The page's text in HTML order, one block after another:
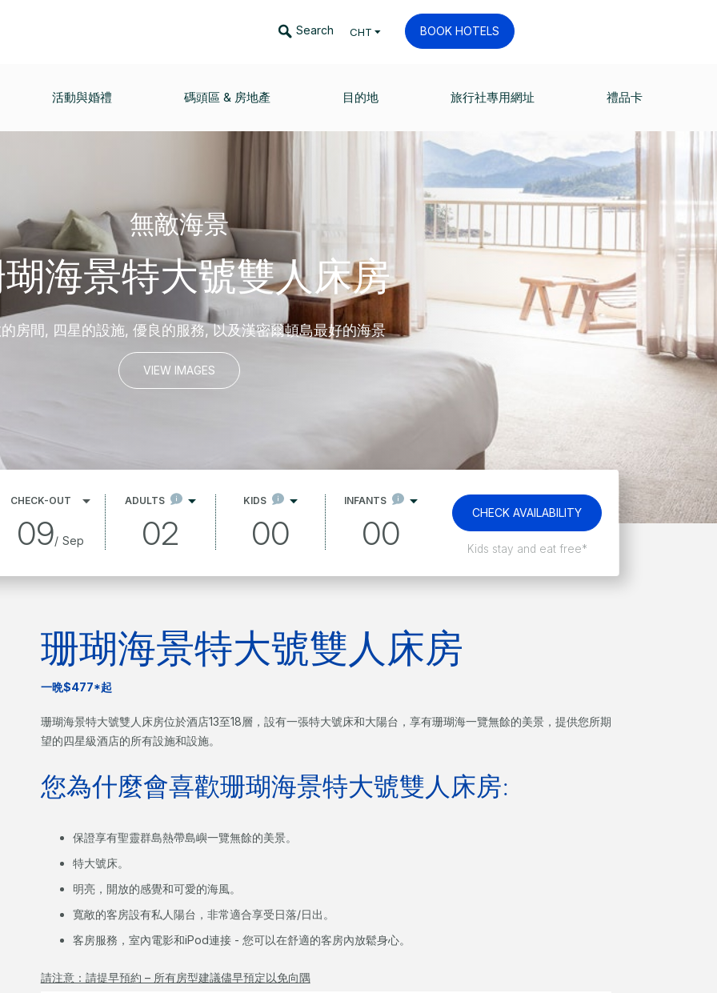
Search CHT BOOK HOTELS
活動與婚禮 碼頭區 & 房地產 目的地 旅行社專用網址 禮品卡
無敵海景
海景特大號雙人床房
房間, 四星的設施, 優良的服務, 以及漢密爾頓島最好的海景
VIEW IMAGES
CHECK-OUT
09/ Sep
ADULTS
02
KIDS
00
INFANTS
00
CHECK AVAILABILITY
Best Price Guarantee!
珊瑚海景特大號雙人床房
一晩$477*起
珊瑚海景特大號雙人床房位於酒店13至18層，設有一張特大號床和大陽台，享有珊瑚海一覽無餘的美景，提供您所期
望的四星級酒店的所有設施和設施。
您為什麼會喜歡珊瑚海景特大號雙人床房:
保證享有聖靈群島熱帶島嶼一覽無餘的美景。
特大號床。
明亮，開放的感覺和可愛的海風。
寬敞的客房設有私人陽台，非常適合享受日落/日出。
客房服務，室內電影和iPod連接 - 您可以在舒適的客房內放鬆身心。
請注意：請提早預約 – 所有房型建議儘早預定以免向隅